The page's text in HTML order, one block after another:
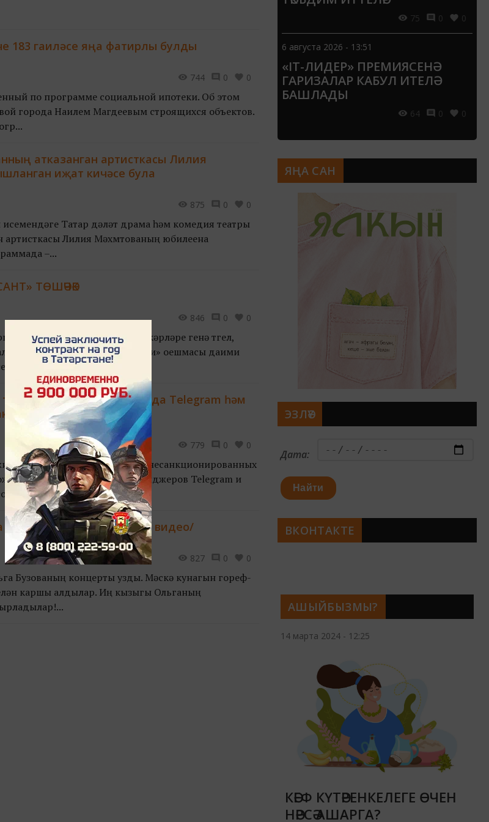
183 гаиләсе яңа фатирлы булды
744 0 0
по программе социальной ипотеки. Об этом
города Наилем Магдеевым строящихся объектов.
атказанган артисткасы Лилия
иҗат кичәсе була
875 0 0
Татар дәүләт драма һәм комедия театры
артисткасы Лилия Мәхмүтованың юбилеена
–...
ТӨШӘЧӘК
846 0 0
көрәшергә полиция хезмәткәрләре генә түгел,
«SаMостоятельSные дети» оешмасы даими
ала...
чүплекләр турында Telegram һәм
779 0 0
Татарстана сообщать о несанкционированных
сделать с помощью мессенджеров Telegram и
бер сәхнәдә! /фото, видео/
827 0 0
Бузованың концерты узды. Мәскәү кунагын гореф-
каршы алдылар. Иң кызыгы Ольганың
75 0 0
6 августа 2026 - 13:51
«IT-ЛИДЕР» ПРЕМИЯСЕНӘ
ГАРИЗАЛАР КАБУЛ ИТЕЛӘ
БАШЛАДЫ
64 0 0
АШЫЙБЫЗМЫ?
14 марта 2024 - 12:25
КӘЕФ КҮТӘРЕНКЕЛЕГЕ ӨЧЕН
НӘРСӘ АШАРГА?
ЯҢА САН
ЭЗЛӘҮ
Дата:
Найти
ВКОНТАКТЕ